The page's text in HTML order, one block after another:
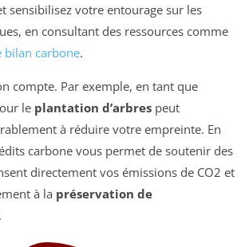
sensibilisez votre entourage sur les
en consultant des ressources comme
bilan carbone.
compte. Par exemple, en tant que
le plantation d’arbres peut
à réduire votre empreinte. En
carbone vous permet de soutenir des
directement vos émissions de CO2 et
à la préservation de
.